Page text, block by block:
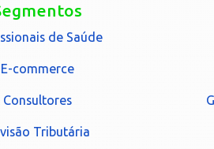
de Saúde
E-commerce
Consultores
Tributária